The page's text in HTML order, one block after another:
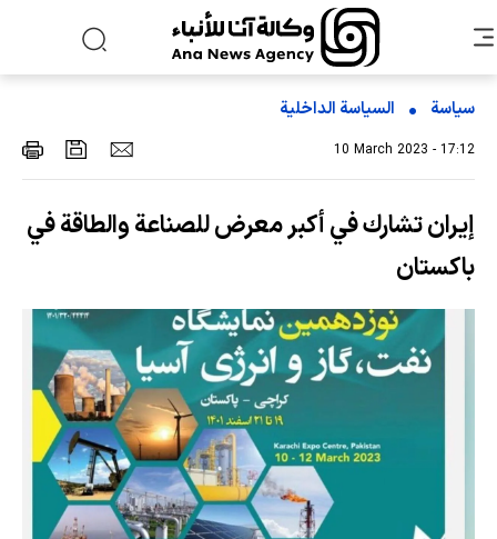
سياسة السیاسة الداخلیة
10 March 2023 - 17:12
إيران تشارك في أكبر معرض للصناعة والطاقة في
باكستان